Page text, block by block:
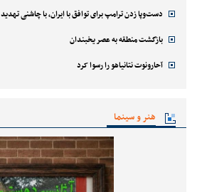
دست‌وپا زدن ترامپ برای توافق با ایران، با چاشنی تهدید
بازگشت منطقه به عصر یخبندان
آحارونوت نتانیاهو را رسوا کرد
هنر و سینما